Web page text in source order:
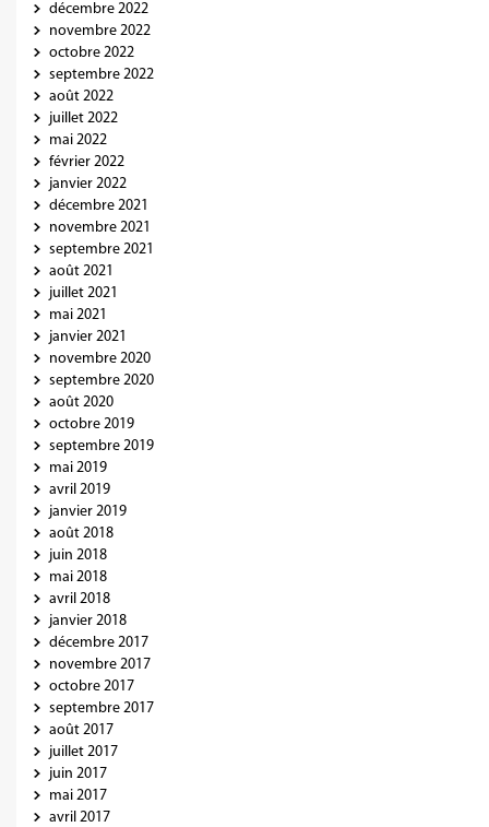
décembre 2022
novembre 2022
octobre 2022
septembre 2022
août 2022
juillet 2022
mai 2022
février 2022
janvier 2022
décembre 2021
novembre 2021
septembre 2021
août 2021
juillet 2021
mai 2021
janvier 2021
novembre 2020
septembre 2020
août 2020
octobre 2019
septembre 2019
mai 2019
avril 2019
janvier 2019
août 2018
juin 2018
mai 2018
avril 2018
janvier 2018
décembre 2017
novembre 2017
octobre 2017
septembre 2017
août 2017
juillet 2017
juin 2017
mai 2017
avril 2017